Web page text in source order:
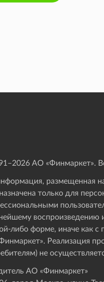
2026АО «Финмаркет».
размещенная
только для
воспроизведению
либо форме, иначе как с
Реализация
не
АО «Финмаркет»